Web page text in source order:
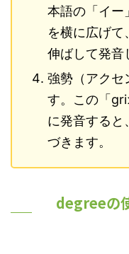
本語の「イー
を横に広げて
伸ばして発音
強勢（アクセ
す。この「
に発音すると
づきます。
degreeの